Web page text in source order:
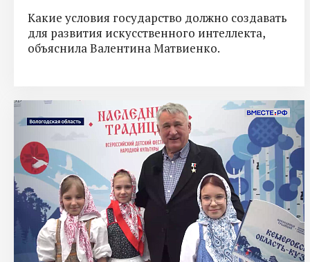
Какие условия государство должно создавать
для развития искусственного интеллекта,
объяснила Валентина Матвиенко.